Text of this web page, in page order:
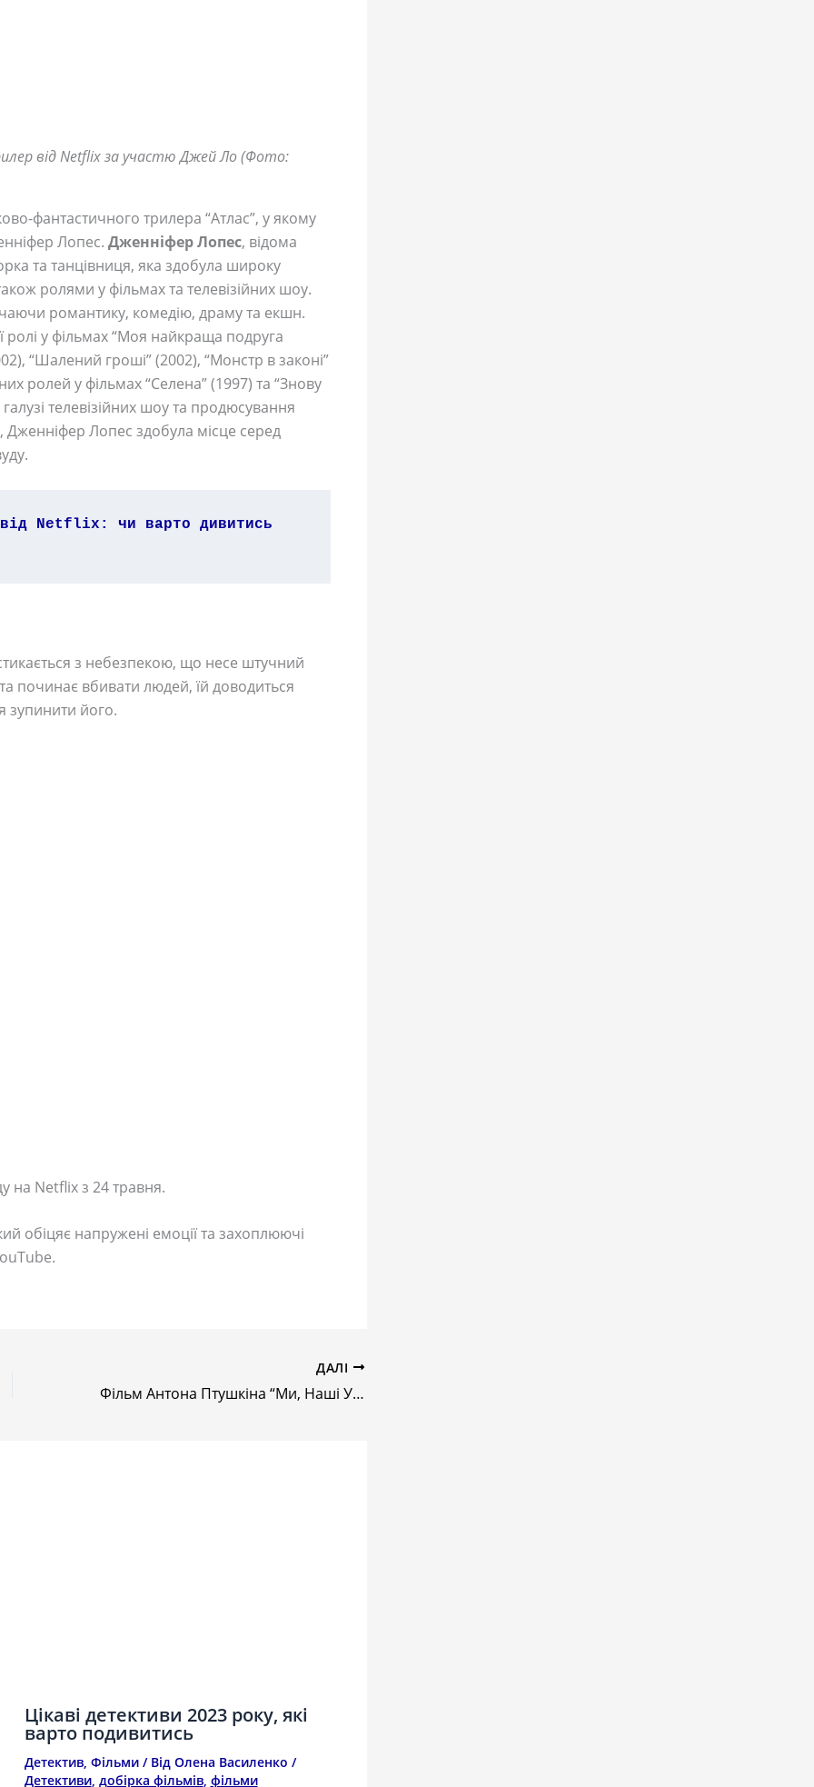
від Netflix за участю Джей Ло (Фото:
фантастичного трилера “Атлас”, у якому
Лопес. Дженніфер Лопес, відома
та танцівниця, яка здобула широку
ролями у фільмах та телевізійних шоу.
романтику, комедію, драму та екшн.
у фільмах “Моя найкраща подруга
“Шалений гроші” (2002), “Монстр в законі”
ролей у фільмах “Селена” (1997) та “Знову
телевізійних шоу та продюсування
Дженніфер Лопес здобула місце серед
від Netflix: чи варто дивитись
з небезпекою, що несе штучний
починає вбивати людей, їй доводиться
зупинити його.
на Netflix з 24 травня.
обіцяє напружені емоції та захоплюючі
ДАЛІ
Фільм Антона Птушкіна “Ми, Наші Улюбленці та Війна” презентують на Doc Kyiv Fest
Цікаві детективи 2023 року, які
варто подивитись
Детектив, Фільми/ Від Олена Василенко /
Детективи, добірка фільмів, фільми